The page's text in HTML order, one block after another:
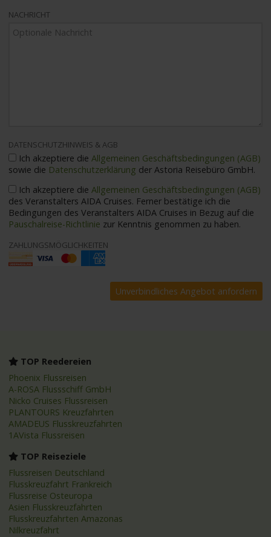
NACHRICHT
DATENSCHUTZHINWEIS & AGB
Ich akzeptiere dieAllgemeinen Geschäftsbedingungen (AGB)
sowie die Datenschutzerklärung der Astoria Reisebüro GmbH.
Ich akzeptiere dieAllgemeinen Geschäftsbedingungen (AGB)
des Veranstalters AIDA Cruises. Ferner bestätige ich die
Bedingungen des Veranstalters AIDA Cruises in Bezug auf die
Pauschalreise-Richtlinie zur Kenntnis genommen zu haben.
ZAHLUNGSMÖGLICHKEITEN
TOP Reedereien
Phoenix Flussreisen
A-ROSA Flussschiff GmbH
Nicko Cruises Flussreisen
PLANTOURS Kreuzfahrten
AMADEUS Flusskreuzfahrten
1AVista Flussreisen
TOP Reiseziele
Flussreisen Deutschland
Flusskreuzfahrt Frankreich
Flussreise Osteuropa
Asien Flusskreuzfahrten
Flusskreuzfahrten Amazonas
Nilkreuzfahrt